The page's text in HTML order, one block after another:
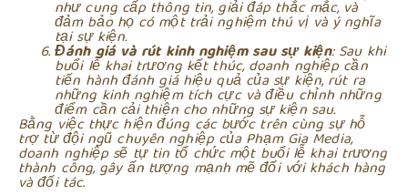
như cung cấp thông tin, giải đáp thắc mắc, và
đảm bảo họ có một trải nghiệm thú vị và ý nghĩa
tại sự kiện.
Đánh giá và rút kinh nghiệm sau sự kiện: Sau khi
buổi lễ khai trương kết thúc, doanh nghiệp cần
tiến hành đánh giá hiệu quả của sự kiện, rút ra
những kinh nghiệm tích cực và điều chỉnh những
điểm cần cải thiện cho những sự kiện sau.
Bằng việc thực hiện đúng các bước trên cùng sự hỗ
trợ từ đội ngũ chuyên nghiệp của Phạm Gia Media,
doanh nghiệp sẽ tự tin tổ chức một buổi lễ khai trương
thành công, gây ấn tượng mạnh mẽ đối với khách hàng
và đối tác.